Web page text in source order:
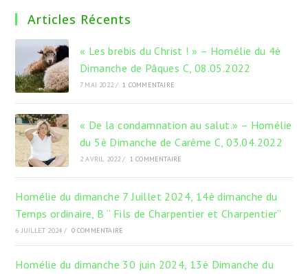
Articles Récents
« Les brebis du Christ ! » – Homélie du 4è
Dimanche de Pâques C, 08.05.2022
7 MAI 2022 / 1 COMMENTAIRE
« De la condamnation au salut.» – Homélie
du 5è Dimanche de Carême C, 03.04.2022
2 AVRIL 2022 / 1 COMMENTAIRE
Homélie du dimanche 7 Juillet 2024, 14è dimanche du
Temps ordinaire, B “ Fils de Charpentier et Charpentier”
6 JUILLET 2024 / 0 COMMENTAIRE
Homélie du dimanche 30 juin 2024, 13è Dimanche du